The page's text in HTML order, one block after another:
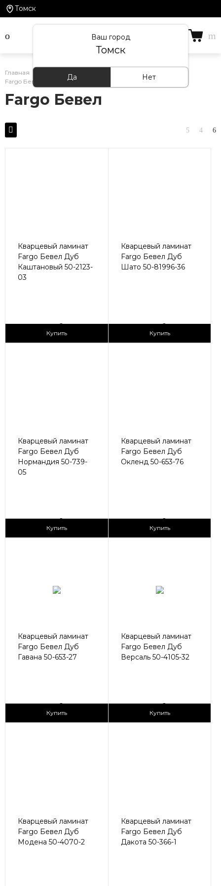
Томск
Ваш город
Томск
Да Нет
Главная Каталог товаров Кварцевый ламинат
Fargo Бевел
Fargo Бевел
Кварцевый ламинат
Fargo Бевел Дуб
Каштановый 50-2123-
03
2
Купить
Кварцевый ламинат
Fargo Бевел Дуб
Шато 50-81996-36
2
Купить
Кварцевый ламинат
Fargo Бевел Дуб
Нормандия 50-739-
05
2
Купить
Кварцевый ламинат
Fargo Бевел Дуб
Окленд 50-653-76
2
Купить
Кварцевый ламинат
Fargo Бевел Дуб
Гавана 50-653-27
2
Купить
Кварцевый ламинат
Fargo Бевел Дуб
Версаль 50-4105-32
2
Купить
Кварцевый ламинат
Fargo Бевел Дуб
Модена 50-4070-2
Кварцевый ламинат
Fargo Бевел Дуб
Дакота 50-366-1